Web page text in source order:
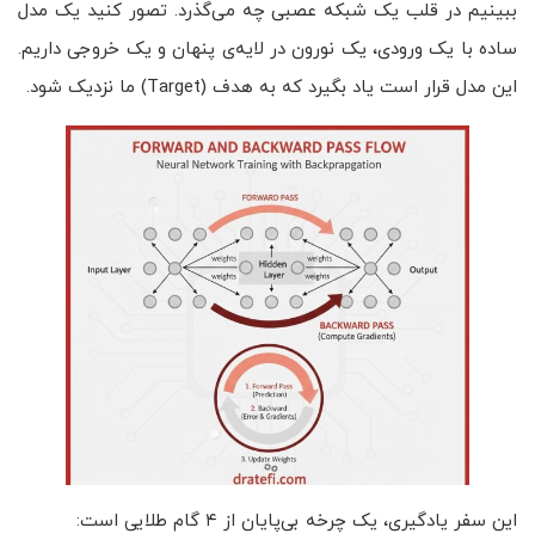
ببینیم در قلب یک شبکه عصبی چه می‌گذرد. تصور کنید یک مدل
ساده با یک ورودی، یک نورون در لایه‌ی پنهان و یک خروجی داریم.
این مدل قرار است یاد بگیرد که به هدف (Target) ما نزدیک شود.
این سفر یادگیری، یک چرخه بی‌پایان از ۴ گام طلایی است: